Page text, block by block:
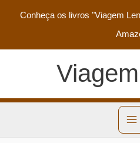
Conheça os livros "Viagem